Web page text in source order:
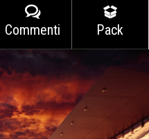
Commenti Pack